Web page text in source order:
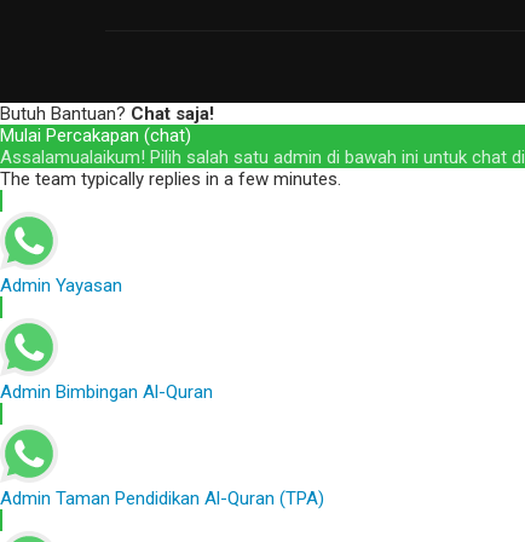
Butuh Bantuan? Chat saja!
Mulai Percakapan (chat)
Assalamualaikum! Pilih salah satu admin di bawah ini untuk chat di
The team typically replies in a few minutes.
Admin Yayasan
Admin Bimbingan Al-Quran
Admin Taman Pendidikan Al-Quran (TPA)